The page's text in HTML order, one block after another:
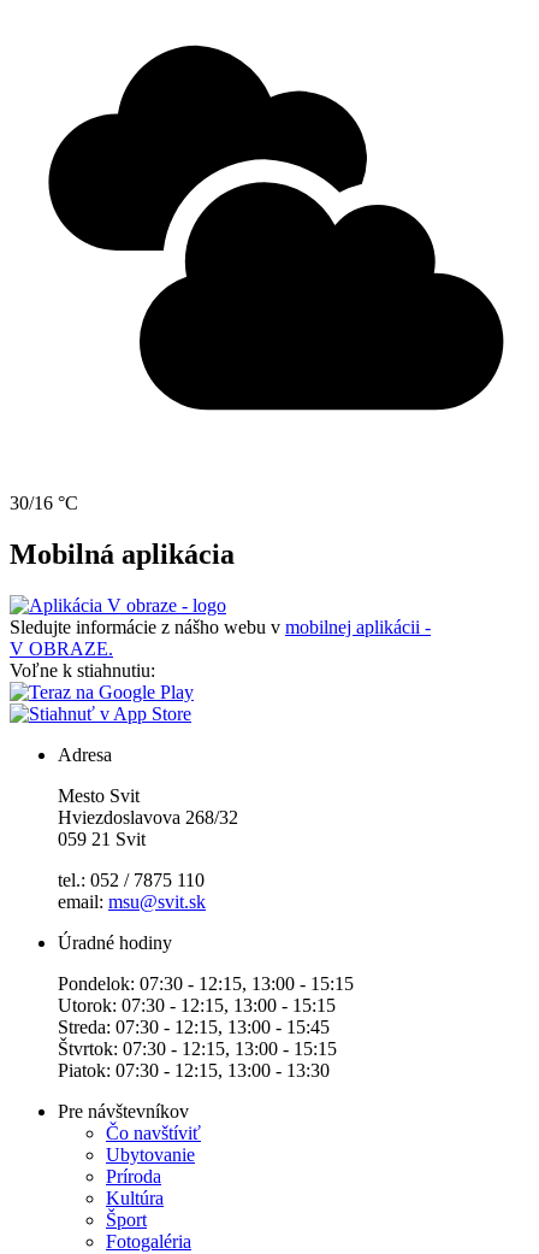
30/16 °C
Mobilná aplikácia
Sledujte informácie z nášho webu v mobilnej aplikácii -
V OBRAZE.
Voľne k stiahnutiu:
Adresa
Mesto Svit
Hviezdoslavova 268/32
059 21 Svit
tel.: 052 / 7875 110
email: msu@svit.sk
Úradné hodiny
Pondelok: 07:30 - 12:15, 13:00 - 15:15
Utorok: 07:30 - 12:15, 13:00 - 15:15
Streda: 07:30 - 12:15, 13:00 - 15:45
Štvrtok: 07:30 - 12:15, 13:00 - 15:15
Piatok: 07:30 - 12:15, 13:00 - 13:30
Pre návštevníkov
Čo navštíviť
Ubytovanie
Príroda
Kultúra
Šport
Fotogaléria